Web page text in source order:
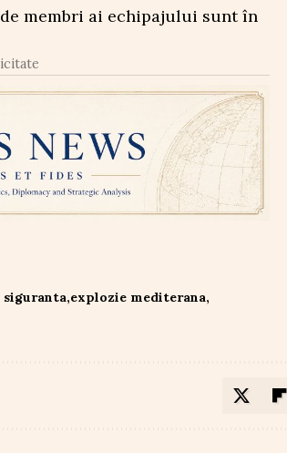
membri ai echipajului sunt în
siguranta explozie mediterana